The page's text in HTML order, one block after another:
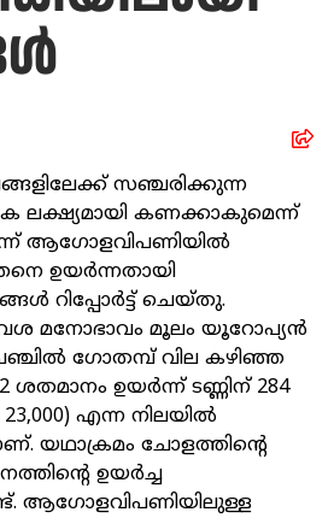
സഞ്ചരിക്കുന്ന
ലക്ഷ്യമായി കണക്കാകുമെന്ന്
ആഗോളവിപണിയിൽ
ഉയർന്നതായി
റിപ്പോർട്ട് ചെയ്തു.
മനോഭാവം മൂലം യൂറോപ്യൻ
ഗോതമ്പ് വില കഴിഞ്ഞ
ശതമാനം ഉയർന്ന് ടണ്ണിന് 284
എന്ന നിലയിൽ
യഥാക്രമം ചോളത്തിന്റെ
ഉയർച്ച
ആഗോളവിപണിയിലുള്ള